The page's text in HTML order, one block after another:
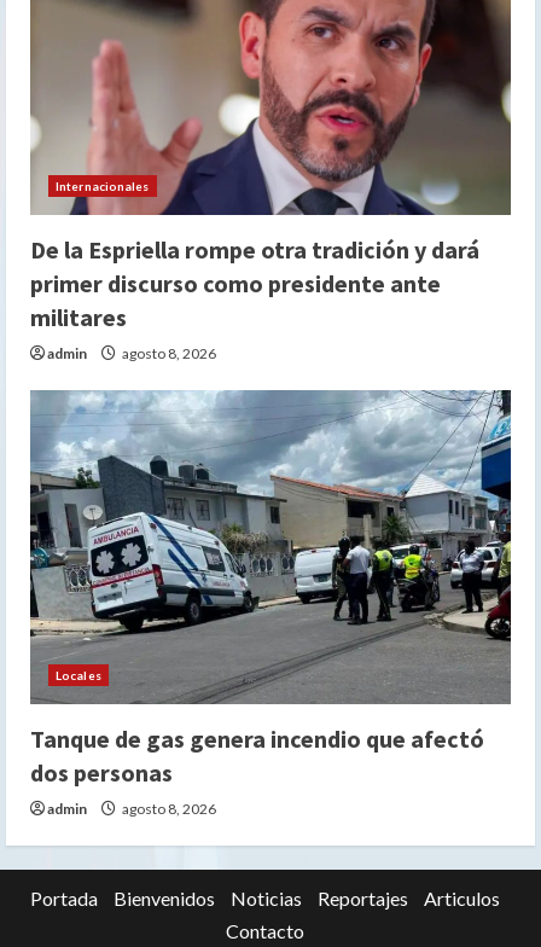
Internacionales
De la Espriella rompe otra tradición y dará
primer discurso como presidente ante
militares
admin agosto 8, 2026
Locales
Tanque de gas genera incendio que afectó
dos personas
admin agosto 8, 2026
Portada Bienvenidos Noticias Reportajes
Articulos
Contacto